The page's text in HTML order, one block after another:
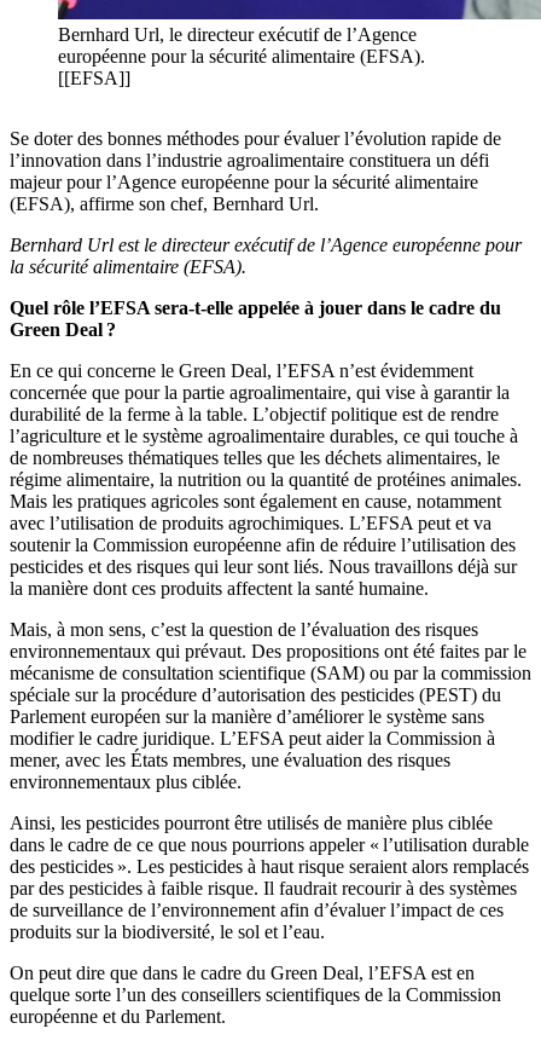
Bernhard Url, le directeur exécutif de l’Agence
européenne pour la sécurité alimentaire (EFSA).
[[EFSA]]
Se doter des bonnes méthodes pour évaluer l’évolution rapide de
l’innovation dans l’industrie agroalimentaire constituera un défi
majeur pour l’Agence européenne pour la sécurité alimentaire
(EFSA), affirme son chef, Bernhard Url.
Bernhard Url est le directeur exécutif de l’Agence européenne pour
la sécurité alimentaire (EFSA).
Quel rôle l’EFSA sera-t-elle appelée à jouer dans le cadre du
Green Deal ?
En ce qui concerne le Green Deal, l’EFSA n’est évidemment
concernée que pour la partie agroalimentaire, qui vise à garantir la
durabilité de la ferme à la table. L’objectif politique est de rendre
l’agriculture et le système agroalimentaire durables, ce qui touche à
de nombreuses thématiques telles que les déchets alimentaires, le
régime alimentaire, la nutrition ou la quantité de protéines animales.
Mais les pratiques agricoles sont également en cause, notamment
avec l’utilisation de produits agrochimiques. L’EFSA peut et va
soutenir la Commission européenne afin de réduire l’utilisation des
pesticides et des risques qui leur sont liés. Nous travaillons déjà sur
la manière dont ces produits affectent la santé humaine.
Mais, à mon sens, c’est la question de l’évaluation des risques
environnementaux qui prévaut. Des propositions ont été faites par le
mécanisme de consultation scientifique (SAM) ou par la commission
spéciale sur la procédure d’autorisation des pesticides (PEST) du
Parlement européen sur la manière d’améliorer le système sans
modifier le cadre juridique. L’EFSA peut aider la Commission à
mener, avec les États membres, une évaluation des risques
environnementaux plus ciblée.
Ainsi, les pesticides pourront être utilisés de manière plus ciblée
dans le cadre de ce que nous pourrions appeler « l’utilisation durable
des pesticides ». Les pesticides à haut risque seraient alors remplacés
par des pesticides à faible risque. Il faudrait recourir à des systèmes
de surveillance de l’environnement afin d’évaluer l’impact de ces
produits sur la biodiversité, le sol et l’eau.
On peut dire que dans le cadre du Green Deal, l’EFSA est en
quelque sorte l’un des conseillers scientifiques de la Commission
européenne et du Parlement.